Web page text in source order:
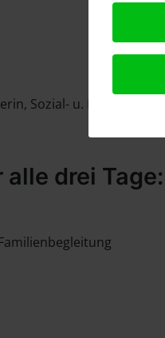
Sozial- u.
drei Tage: